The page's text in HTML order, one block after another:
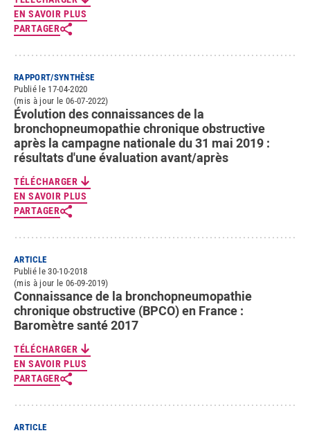
EN SAVOIR PLUS
PARTAGER
RAPPORT/SYNTHÈSE
Publié le 17-04-2020
(mis à jour le 06-07-2022)
Évolution des connaissances de la
bronchopneumopathie chronique obstructive
après la campagne nationale du 31 mai 2019 :
résultats d'une évaluation avant/après
TÉLÉCHARGER
EN SAVOIR PLUS
PARTAGER
ARTICLE
Publié le 30-10-2018
(mis à jour le 06-09-2019)
Connaissance de la bronchopneumopathie
chronique obstructive (BPCO) en France :
Baromètre santé 2017
TÉLÉCHARGER
EN SAVOIR PLUS
PARTAGER
ARTICLE